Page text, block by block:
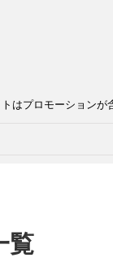
はプロモーションが
覧